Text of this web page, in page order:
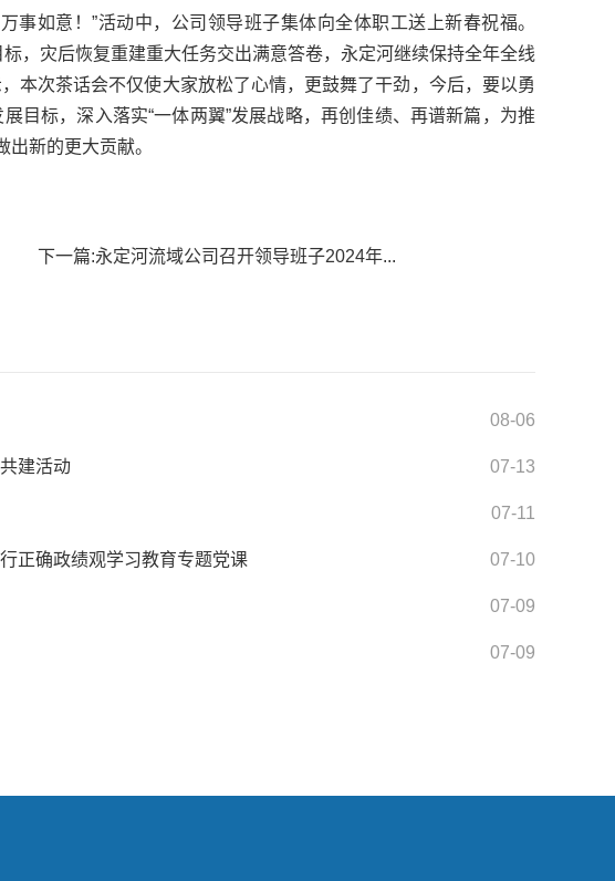
事如意！”活动中，公司领导班子集体向全体职工送上新春祝福。
，灾后恢复重建重大任务交出满意答卷，永定河继续保持全年全线
本次茶话会不仅使大家放松了心情，更鼓舞了干劲，今后，要以勇
目标，深入落实“一体两翼”发展战略，再创佳绩、再谱新篇，为推
新的更大贡献。
下一篇:永定河流域公司召开领导班子2024年...
08-06
建活动 07-13
07-11
正确政绩观学习教育专题党课 07-10
07-09
07-09